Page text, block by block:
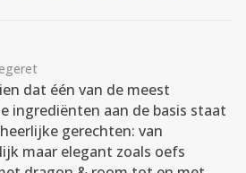
dat één van de meest
ingrediënten aan de basis staat
gerechten: van
maar elegant zoals oefs